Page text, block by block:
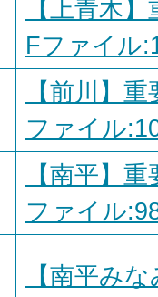
【上青木
Fファイル
【前川】
ファイル
【南平】
ファイル
【南平み